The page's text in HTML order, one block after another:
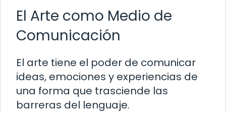
El Arte como Medio de
Comunicación
El arte tiene el poder de comunicar
ideas, emociones y experiencias de
una forma que trasciende las
barreras del lenguaje.